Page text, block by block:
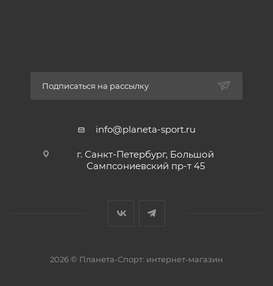
Подписаться на рассылку
info@planeta-sport.ru
г. Санкт-Петербург, Большой
Сампсониевский пр-т 45
2026 © Планета-Спорт: интернет-магазин